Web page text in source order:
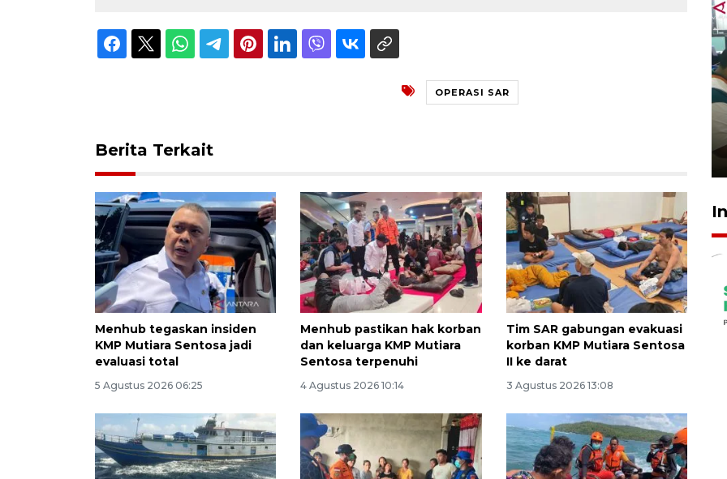
OPERASI SAR
Berita Terkait
Menhub tegaskan insiden
KMP Mutiara Sentosa jadi
evaluasi total
5 Agustus 2026 06:25
Menhub pastikan hak korban
dan keluarga KMP Mutiara
Sentosa terpenuhi
4 Agustus 2026 10:14
Tim SAR gabungan evakuasi
korban KMP Mutiara Sentosa
II ke darat
3 Agustus 2026 13:08
Ambon ajak semua pihak buka